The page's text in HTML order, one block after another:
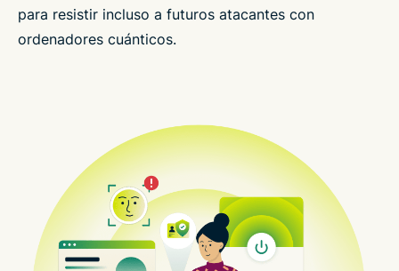
para resistir incluso a futuros atacantes con
ordenadores cuánticos.